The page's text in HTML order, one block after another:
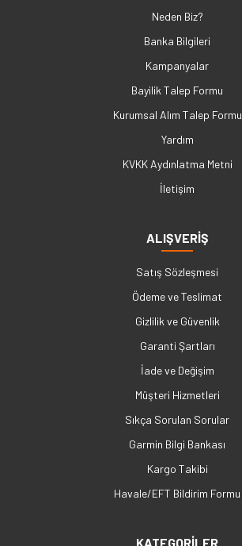
Neden Biz?
Banka Bilgileri
Kampanyalar
Bayilik Talep Formu
Kurumsal Alım Talep Formu
Yardım
KVKK Aydınlatma Metni
İletişim
ALIŞVERİŞ
Satış Sözleşmesi
Ödeme ve Teslimat
Gizlilik ve Güvenlik
Garanti Şartları
İade ve Değişim
Müşteri Hizmetleri
Sıkça Sorulan Sorular
Garmin Bilgi Bankası
Kargo Takibi
Havale/EFT Bildirim Formu
KATEGORİLER